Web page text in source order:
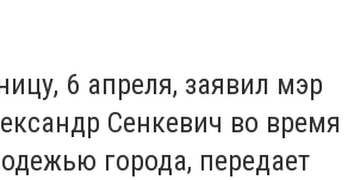
6 апреля, заявил мэр
Сенкевич во время
города, передает